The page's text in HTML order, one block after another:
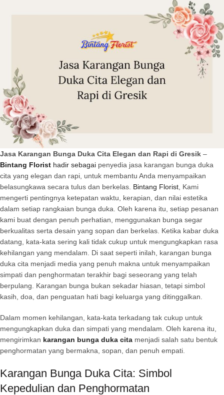
Jasa Karangan Bunga Duka Cita Elegan dan Rapi di Gresik –
Bintang Florist hadir sebagai penyedia jasa karangan bunga duka
cita yang elegan dan rapi, untuk membantu Anda menyampaikan
belasungkawa secara tulus dan berkelas. Bintang Florist , Kami
mengerti pentingnya ketepatan waktu, kerapian, dan nilai estetika
dalam setiap rangkaian bunga duka. Oleh karena itu, setiap pesanan
kami buat dengan penuh perhatian, menggunakan bunga segar
berkualitas serta desain yang sopan dan berkelas. Ketika kabar duka
datang, kata-kata sering kali tidak cukup untuk mengungkapkan rasa
kehilangan yang mendalam. Di saat seperti inilah, karangan bunga
duka cita menjadi media yang penuh makna untuk menyampaikan
simpati dan penghormatan terakhir bagi seseorang yang telah
berpulang. Karangan bunga bukan sekadar hiasan, tetapi simbol
kasih, doa, dan penguatan hati bagi keluarga yang ditinggalkan.
Dalam momen kehilangan, kata-kata terkadang tak cukup untuk
mengungkapkan duka dan simpati yang mendalam. Oleh karena itu,
mengirimkan karangan bunga duka cita menjadi salah satu bentuk
penghormatan yang bermakna, sopan, dan penuh empati.
Karangan Bunga Duka Cita: Simbol
Kepedulian dan Penghormatan